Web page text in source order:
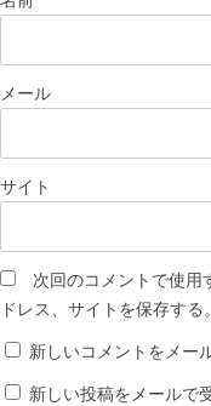
メール
サイト
次回のコメントで使用
ドレス、サイトを保存する。
新しいコメントをメー
新しい投稿をメールで